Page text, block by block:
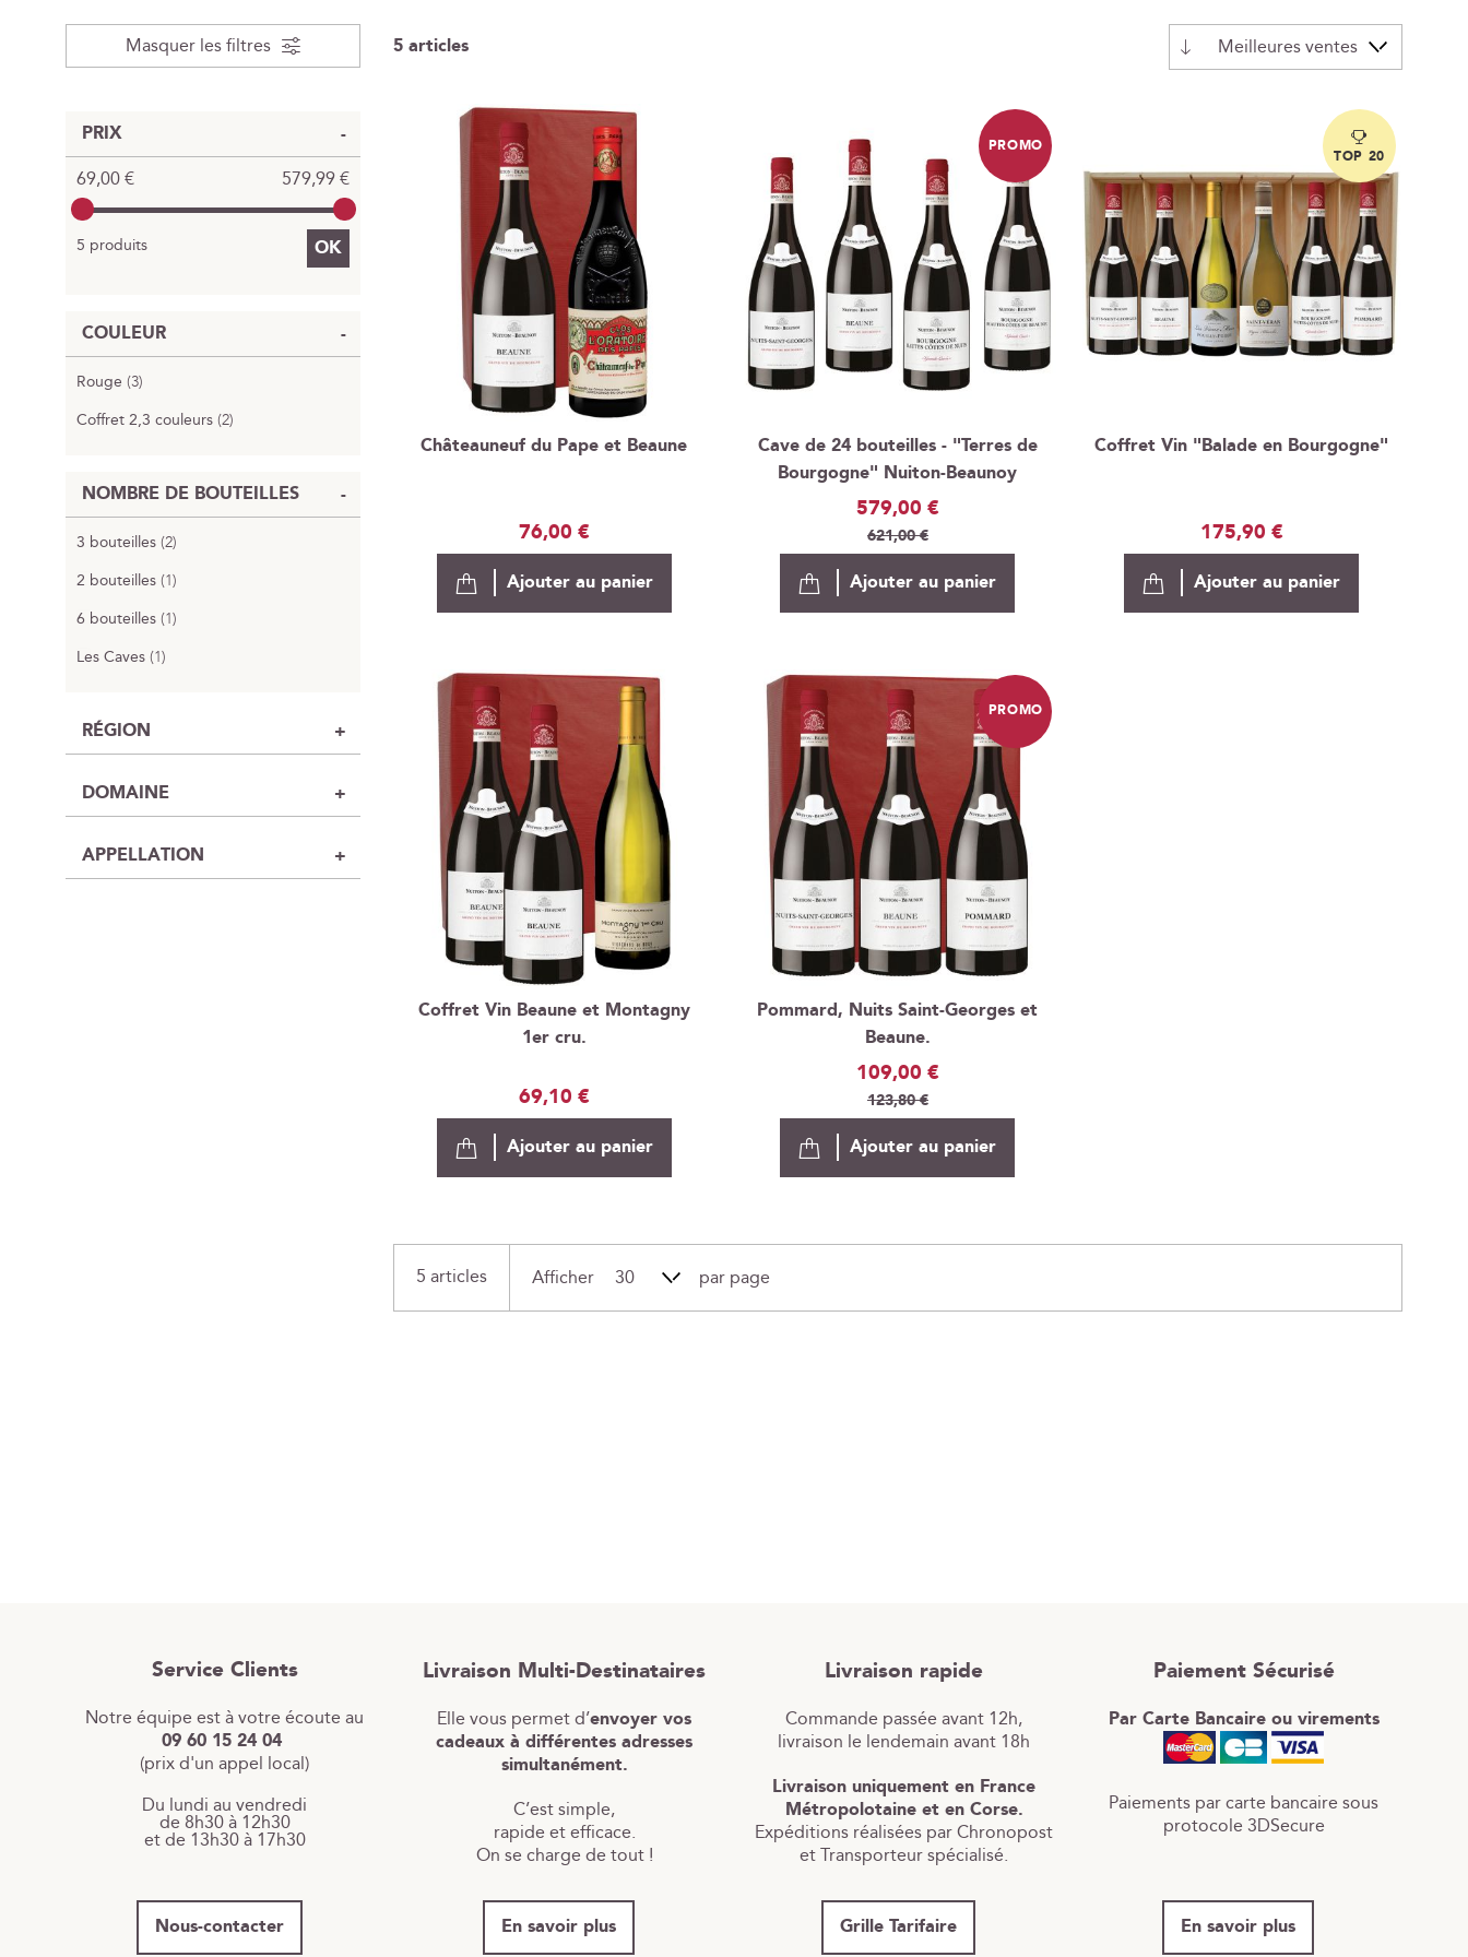
5 articles
Par
Châteauneuf du Pape et Beaune
76,00 €
Ajouter au panier
Cave de 24 bouteilles - "Terres de
Bourgogne" Nuiton-Beaunoy
Prix
Spécial
579,00 €
621,00 €
PROMO
Ajouter au panier
Coffret Vin "Balade en Bourgogne"
175,90 €
TOP 20
Ajouter au panier
Coffret Vin Beaune et Montagny
1er cru.
69,10 €
Ajouter au panier
Pommard, Nuits Saint-Georges et
Beaune.
Prix
Spécial
109,00 €
123,80 €
PROMO
Ajouter au panier
5 articles Afficher par page
Masquer les filtres
PRIX
69,00 €
579,99 €
5 produits OK
COULEUR
Rouge 3
Coffret 2,3 couleurs 2
NOMBRE DE BOUTEILLES
3 bouteilles 2
2 bouteilles 1
6 bouteilles 1
Les Caves 1
RÉGION
DOMAINE
APPELLATION
Service Clients
Notre équipe est à votre écoute au
09 60 15 24 04
(prix d'un appel local)
Du lundi au vendredi
de 8h30 à 12h30
et de 13h30 à 17h30
Nous-contacter
Livraison Multi-Destinataires
Elle vous permet d’envoyer vos
cadeaux à différentes adresses
simultanément.
C’est simple,
rapide et efficace.
On se charge de tout !
En savoir plus
Livraison rapide
Commande passée avant 12h,
livraison le lendemain avant 18h
Livraison uniquement en France
Métropolotaine et en Corse.
Expéditions réalisées par Chronopost
et Transporteur spécialisé.
Grille Tarifaire
Paiement Sécurisé
Par Carte Bancaire ou virements
Paiements par carte bancaire sous
protocole 3DSecure
En savoir plus